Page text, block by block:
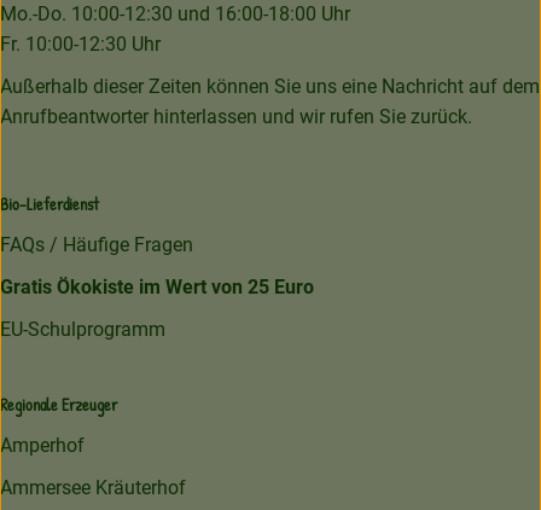
Mo.-Do. 10:00-12:30 und 16:00-18:00 Uhr
Fr. 10:00-12:30 Uhr
Außerhalb dieser Zeiten können Sie uns eine Nachricht auf dem
Anrufbeantworter hinterlassen und wir rufen Sie zurück.
Bio-Lieferdienst
FAQs / Häufige Fragen
Gratis Ökokiste im Wert von 25 Euro
EU-Schulprogramm
Regionale Erzeuger
Amperhof
Ammersee Kräuterhof